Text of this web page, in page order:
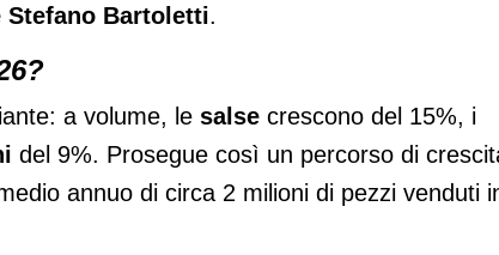
Bartoletti.
a volume, le salse crescono del 15%, i
del 9%. Prosegue così un percorso di
annuo di circa 2 milioni di pezzi venduti